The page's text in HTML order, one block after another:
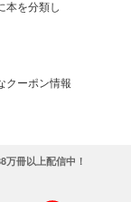
本を分類し
クーポン情報
冊以上配信中！